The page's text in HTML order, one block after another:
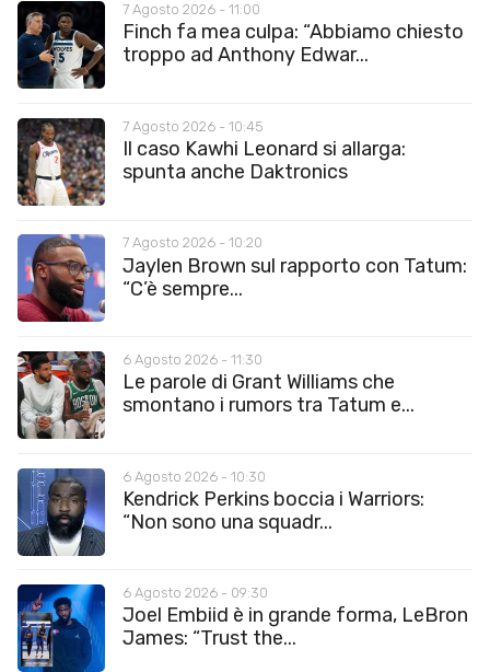
7 Agosto 2026 - 11:00
Finch fa mea culpa: “Abbiamo chiesto
troppo ad Anthony Edwar...
7 Agosto 2026 - 10:45
Il caso Kawhi Leonard si allarga:
spunta anche Daktronics
7 Agosto 2026 - 10:20
Jaylen Brown sul rapporto con Tatum:
“C’è sempre...
6 Agosto 2026 - 11:30
Le parole di Grant Williams che
smontano i rumors tra Tatum e...
6 Agosto 2026 - 10:30
Kendrick Perkins boccia i Warriors:
“Non sono una squadr...
6 Agosto 2026 - 09:30
Joel Embiid è in grande forma, LeBron
James: “Trust the...